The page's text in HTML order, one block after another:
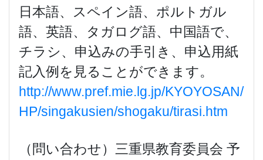
日本語、スペイン語、ポルトガル
語、英語、タガログ語、中国語で、
チラシ、申込みの手引き、申込用紙
記入例を見ることができます。
http://www.pref.mie.lg.jp/KYOYOSAN/
HP/singakusien/shogaku/tirasi.htm
（問い合わせ）三重県教育委員会 予